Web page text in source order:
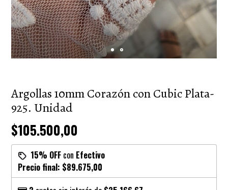
Argollas 10mm Corazón con Cubic Plata-
925. Unidad
$105.500,00
15% OFF con Efectivo
Precio final: $89.675,00